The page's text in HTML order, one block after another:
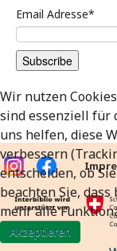
Email Adresse*
Wir nutzen
sind essenziell für
uns helfen, diese
verbessern
entscheiden, ob
beachten Sie,
mehr alle
Akzeptieren